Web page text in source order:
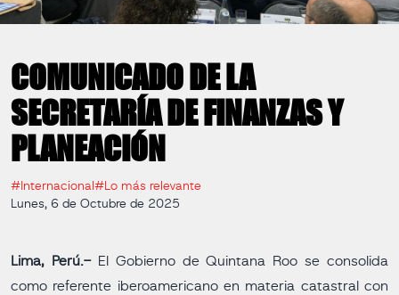
COMUNICADO DE LA
SECRETARÍA DE FINANZAS Y
PLANEACIÓN
#Internacional #Lo más relevante
Lunes, 6 de Octubre de 2025
Lima, Perú.- El Gobierno de Quintana Roo se consolida
como referente iberoamericano en materia catastral con